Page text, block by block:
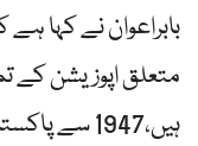
بابراعوان نے کہا
متعلق اپوزیشن کے
ہیں،1947